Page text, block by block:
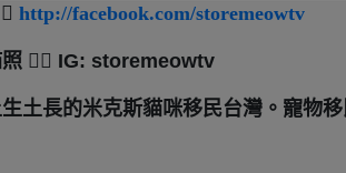
http://facebook.com/storemeowtv
👇🏻 IG: storemeowtv
土長的米克斯貓咪移民台灣。寵物